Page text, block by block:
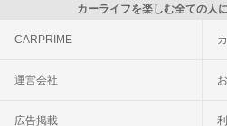
カーライフを楽しむ全ての人
CARPRIME
運営会社
広告掲載